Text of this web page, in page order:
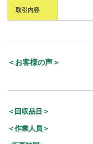
取引内容
＜お客様の声＞
＜回収品目＞
＜作業人員＞